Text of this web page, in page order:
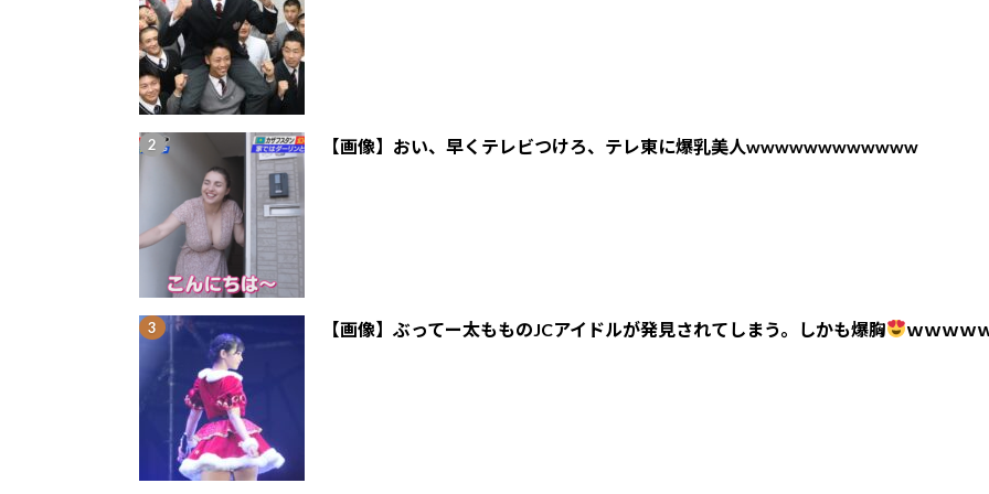
【画像】おい、早くテレビつけろ、テレ東に爆乳美人wwwwwwwwwwww
【画像】ぶってー太もものJCアイドルが発見されてしまう。しかも爆胸 ｗｗｗｗ